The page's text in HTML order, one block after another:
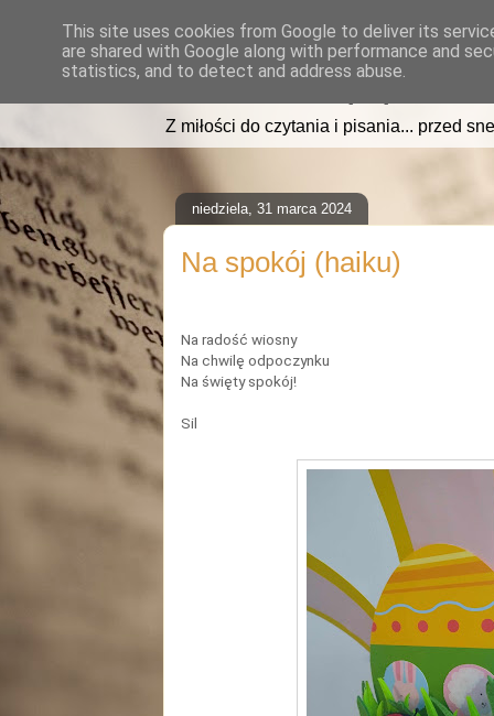
read2sleep.pl
Z miłości do czytania i pisania... przed
niedziela, 31 marca 2024
Na spokój (haiku)
Na radość wiosny
Na chwilę odpoczynku
Na święty spokój!
Sil
This site uses cookies from Google to deliver its
are shared with Google along with performance and
statistics, and to detect and address abuse.